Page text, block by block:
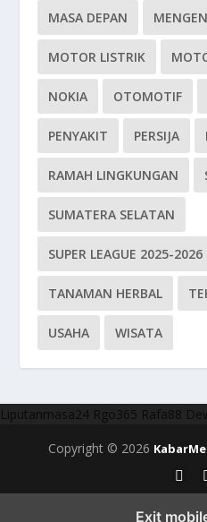
MASA DEPAN
MOTOR LISTRIK
NOKIA OTOMOTIF
PENYAKIT PERSIJA
RAMAH LINGKUNGAN
SUMATERA SELATAN
SUPER LEAGUE 2025-2026
TANAMAN HERBAL
USAHA WISATA
Liputanmasa24 Rgo365 Rafa88
Copyright © 2026
Exit